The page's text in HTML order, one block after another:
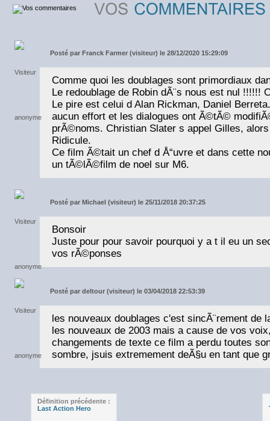
Posté par Franck Farmer (visiteur) le 28/12/2020 15:29:09
Comme quoi les doublages sont primordiaux
Le redoublage de Robin dÃ¨s nous est nul
Le pire est celui d Alan Rickman, Daniel
aucun effort et les dialogues ont Ã©tÃ©
prÃ©noms. Christian Slater s appel Gilles,
Ridicule.
Ce film Ã©tait un chef d Å“uvre et dans cette
un tÃ©lÃ©film de noel sur M6.
Posté par Michael (visiteur) le 25/11/2018 20:37:25
Bonsoir
Juste pour pour savoir pourquoi y a t il eu un
vos rÃ©ponses
Posté par deltour (visiteur) le 03/04/2018 22:53:39
les nouveaux doublages c'est sincÃ¨rement de
les nouveaux de 2003 mais a cause de vos
changements de texte ce film a perdu toutes
sombre, jsuis extremement deÃ§u en tant que
Définition précédente :
Last Action Hero